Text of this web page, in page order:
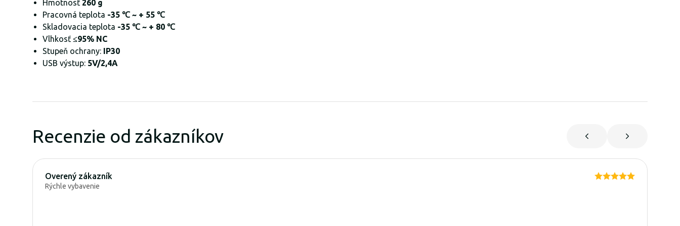
Hmotnosť 260 g
Pracovná teplota -35 ℃ ~ + 55 ℃
Skladovacia teplota -35 ℃ ~ + 80 ℃
Vlhkosť ≤95% NC
Stupeň ochrany: IP30
USB výstup: 5V/2,4A
Recenzie od zákazníkov
Overený zákazník
Rýchle vybavenie